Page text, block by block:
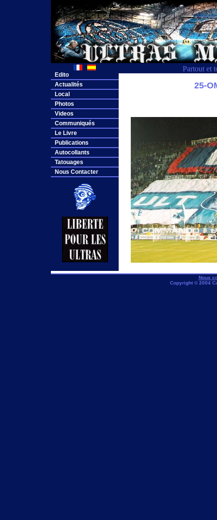
Partout et
Edito
Actualités
Local
Photos
Videos
Communiqués
Le Livre
Publications
Autocollants
Tatouages
Nous Contacter
25-
Nous
Copyright © 2004